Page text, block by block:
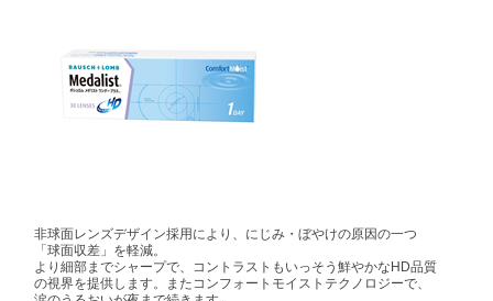
非球面レンズデザイン採用により、にじみ・ぼやけの原因の一つ
「球面収差」を軽減。
より細部までシャープで、コントラストもいっそう鮮やかなHD品質
の視界を提供します。またコンフォートモイストテクノロジーで、